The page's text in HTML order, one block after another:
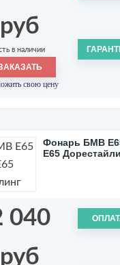
руб
в наличии
свою цену
Фонарь БМВ
E65
040
руб